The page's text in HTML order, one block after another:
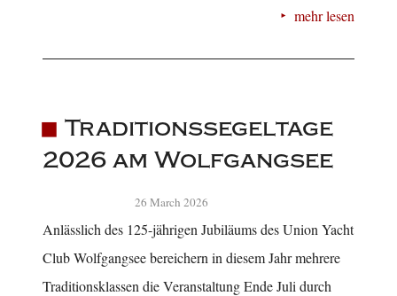
mehr lesen
Traditionssegeltage
2026 am Wolfgangsee
26 March 2026
Anlässlich des 125-jährigen Jubiläums des Union Yacht
Club Wolfgangsee bereichern in diesem Jahr mehrere
Traditionsklassen die Veranstaltung Ende Juli durch